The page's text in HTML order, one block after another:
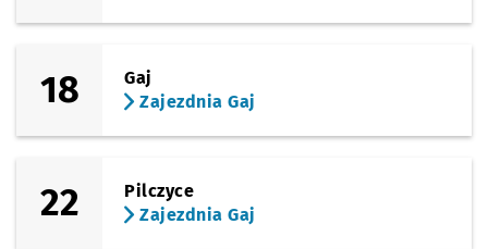
18
Gaj
Zajezdnia Gaj
22
Pilczyce
Zajezdnia Gaj